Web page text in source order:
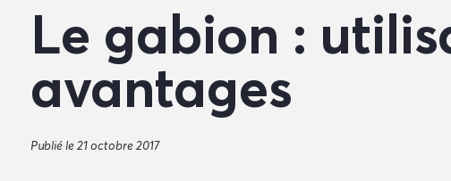
Le gabion :
avantages
Publié le 21 octobre 2017